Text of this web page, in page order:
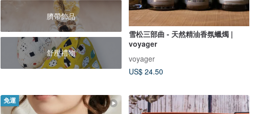
臍帶飾品
舒壓禮物
雪松三部曲 - 天然精油香氛蠟燭 |
voyager
voyager
US$ 24.50
免運